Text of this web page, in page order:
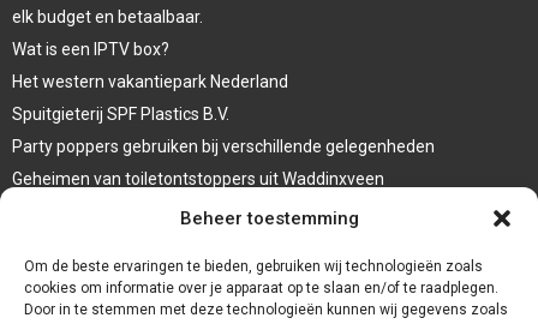
Beheer toestemming
Om de beste ervaringen te bieden, gebruiken wij technologieën zoals
cookies om informatie over je apparaat op te slaan en/of te raadplegen.
Door in te stemmen met deze technologieën kunnen wij gegevens zoals
elk budget en betaalbaar.
Wat is een IPTV box?
Het western vakantiepark Nederland
Spuitgieterij SPF Plastics B.V.
Party poppers gebruiken bij verschillende gelegenheden
Geheimen van toiletontstoppers uit Waddinxveen
Vormen van terrasaankleding